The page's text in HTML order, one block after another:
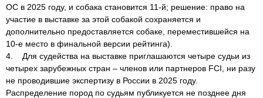
ОС в 2025 году, и собака становится 11-й; решение: право на
участие в выставке за этой собакой сохраняется и
дополнительно предоставляется собаке, переместившейся на
10-е место в финальной версии рейтинга).
4. Для судейства на выставке приглашаются четыре судьи из
четырех зарубежных стран – членов или партнеров FCI, ни разу
не проводившие экспертизу в России в 2025 году.
Распределение пород по судьям публикуется не позднее дня